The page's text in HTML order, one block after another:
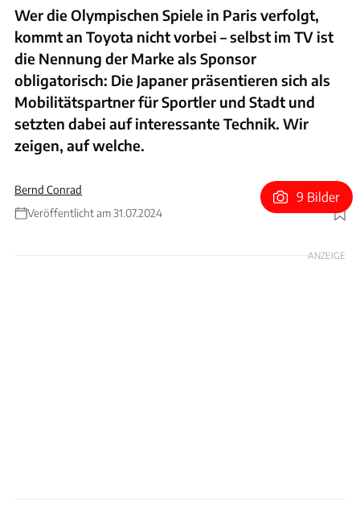
Wer die Olympischen Spiele in Paris verfolgt,
kommt an Toyota nicht vorbei – selbst im TV ist
die Nennung der Marke als Sponsor
obligatorisch: Die Japaner präsentieren sich als
Mobilitätspartner für Sportler und Stadt und
setzten dabei auf interessante Technik. Wir
zeigen, auf welche.
Bernd Conrad
Veröffentlicht am 31.07.2024
Foto: Toyota
9 Bilder
ANZEIGE